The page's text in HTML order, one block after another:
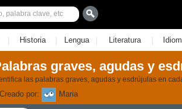
| Historia | Lengua | Literatura |
graves, agudas y
las palabras graves, agudas y esdrújulas en
Creado por: Maria